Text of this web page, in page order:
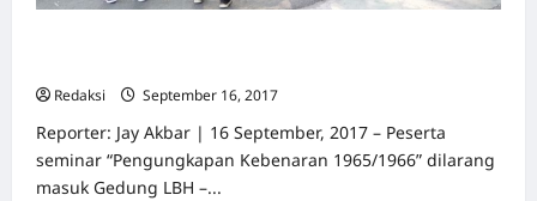
Redaksi
September 16, 2017
Reporter: Jay Akbar | 16 September, 2017 – Peserta
seminar “Pengungkapan Kebenaran 1965/1966” dilarang
masuk Gedung LBH –...